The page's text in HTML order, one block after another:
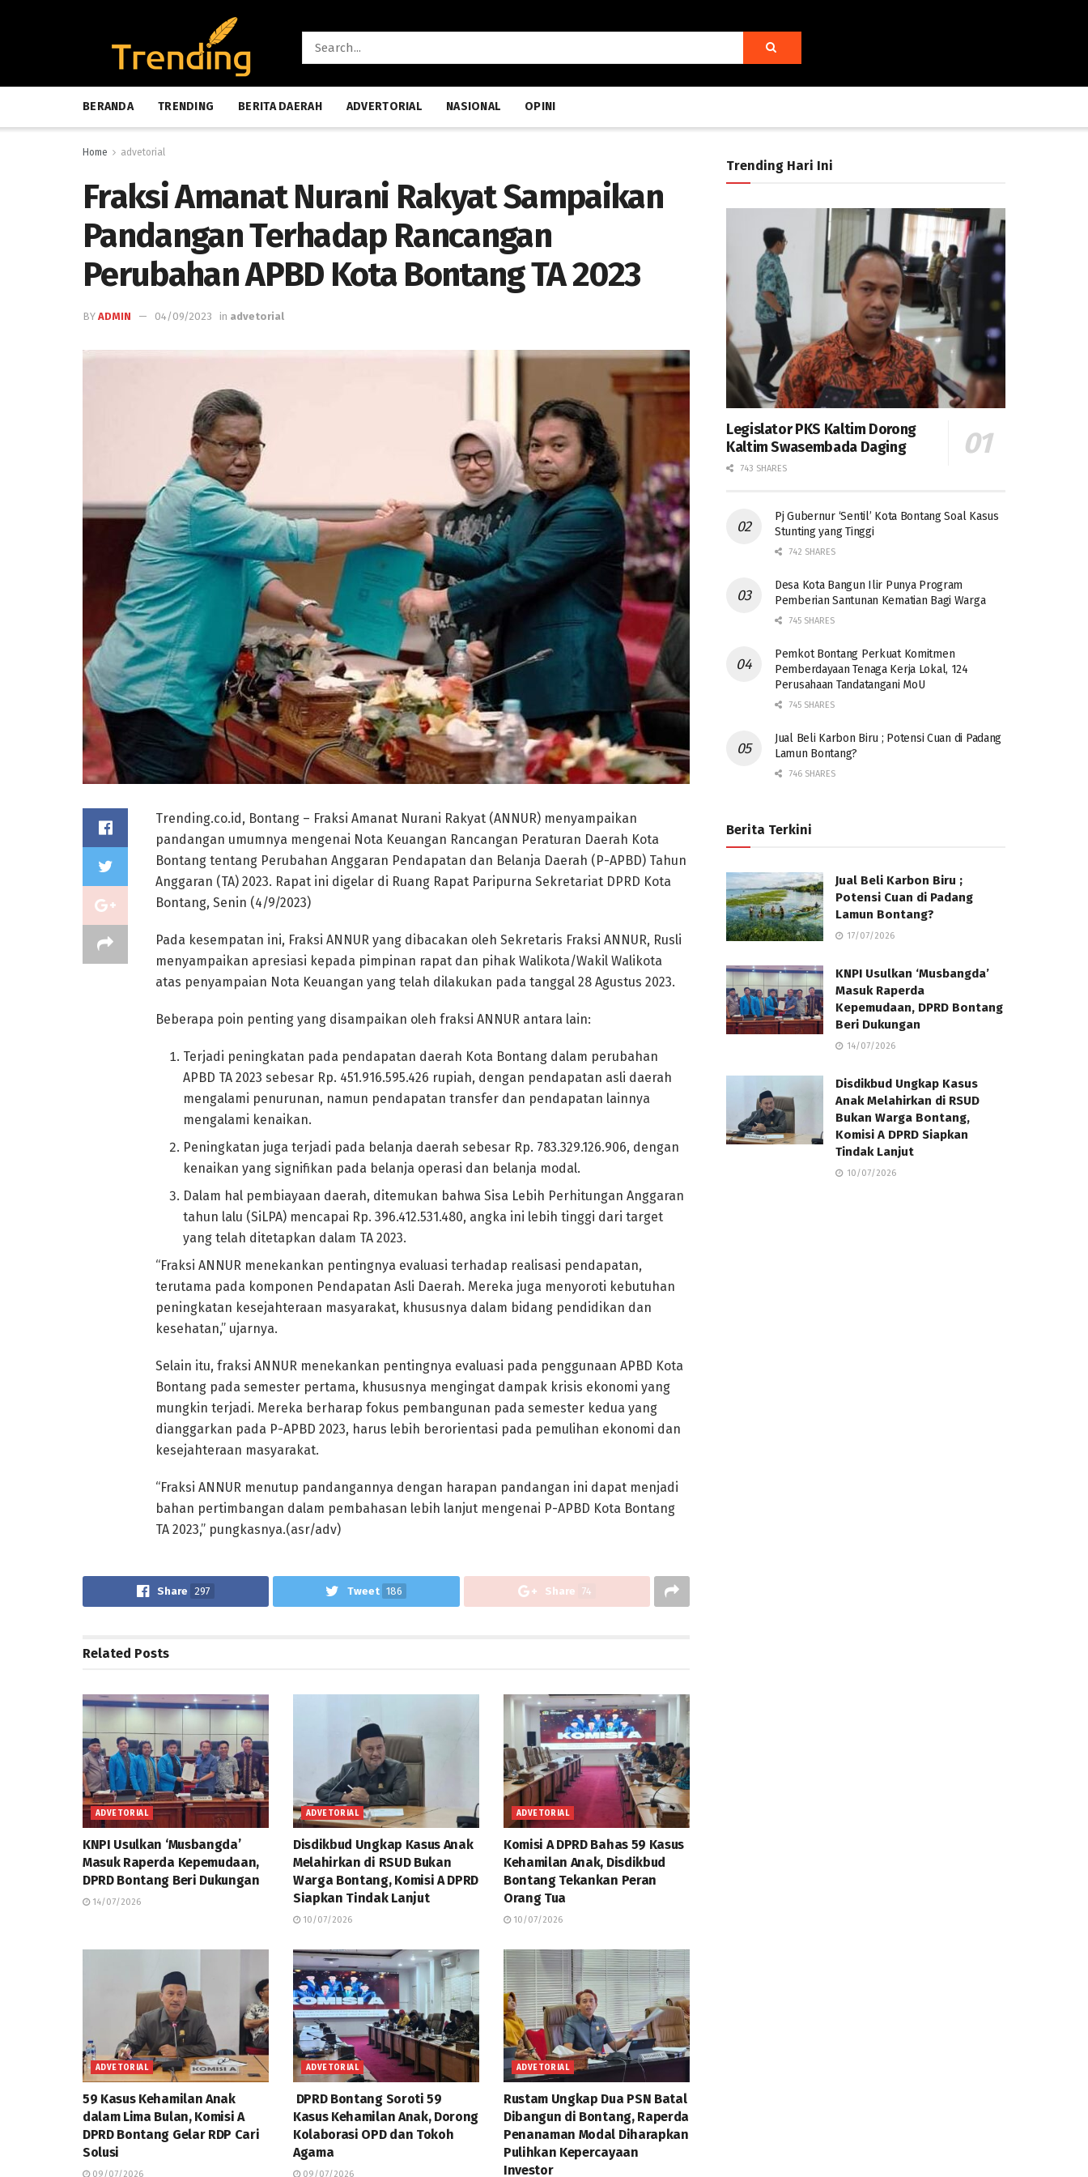
BERANDA TRENDING BERITA DAERAH ADVERTORIAL NASIONAL OPINI
Home advetorial
Fraksi Amanat Nurani Rakyat Sampaikan
Pandangan Terhadap Rancangan
Perubahan APBD Kota Bontang TA 2023
BY ADMIN 04/09/2023 in advetorial
Trending.co.id, Bontang – Fraksi Amanat Nurani Rakyat (ANNUR) menyampaikan
pandangan umumnya mengenai Nota Keuangan Rancangan Peraturan Daerah Kota
Bontang tentang Perubahan Anggaran Pendapatan dan Belanja Daerah (P-APBD) Tahun
Anggaran (TA) 2023. Rapat ini digelar di Ruang Rapat Paripurna Sekretariat DPRD Kota
Bontang, Senin (4/9/2023)
Pada kesempatan ini, Fraksi ANNUR yang dibacakan oleh Sekretaris Fraksi ANNUR, Rusli
menyampaikan apresiasi kepada pimpinan rapat dan pihak Walikota/Wakil Walikota
atas penyampaian Nota Keuangan yang telah dilakukan pada tanggal 28 Agustus 2023.
Beberapa poin penting yang disampaikan oleh fraksi ANNUR antara lain:
Terjadi peningkatan pada pendapatan daerah Kota Bontang dalam perubahan
APBD TA 2023 sebesar Rp. 451.916.595.426 rupiah, dengan pendapatan asli daerah
mengalami penurunan, namun pendapatan transfer dan pendapatan lainnya
mengalami kenaikan.
Peningkatan juga terjadi pada belanja daerah sebesar Rp. 783.329.126.906, dengan
kenaikan yang signifikan pada belanja operasi dan belanja modal.
Dalam hal pembiayaan daerah, ditemukan bahwa Sisa Lebih Perhitungan Anggaran
tahun lalu (SiLPA) mencapai Rp. 396.412.531.480, angka ini lebih tinggi dari target
yang telah ditetapkan dalam TA 2023.
“Fraksi ANNUR menekankan pentingnya evaluasi terhadap realisasi pendapatan,
terutama pada komponen Pendapatan Asli Daerah. Mereka juga menyoroti kebutuhan
peningkatan kesejahteraan masyarakat, khususnya dalam bidang pendidikan dan
kesehatan,” ujarnya.
Selain itu, fraksi ANNUR menekankan pentingnya evaluasi pada penggunaan APBD Kota
Bontang pada semester pertama, khususnya mengingat dampak krisis ekonomi yang
mungkin terjadi. Mereka berharap fokus pembangunan pada semester kedua yang
dianggarkan pada P-APBD 2023, harus lebih berorientasi pada pemulihan ekonomi dan
kesejahteraan masyarakat.
“Fraksi ANNUR menutup pandangannya dengan harapan pandangan ini dapat menjadi
bahan pertimbangan dalam pembahasan lebih lanjut mengenai P-APBD Kota Bontang
TA 2023,” pungkasnya.(asr/adv)
Share 297 Tweet 186 Share 74
Related Posts
ADVETORIAL
KNPI Usulkan ‘Musbangda’
Masuk Raperda Kepemudaan,
DPRD Bontang Beri Dukungan
14/07/2026
ADVETORIAL
Disdikbud Ungkap Kasus Anak
Melahirkan di RSUD Bukan
Warga Bontang, Komisi A DPRD
Siapkan Tindak Lanjut
10/07/2026
ADVETORIAL
Komisi A DPRD Bahas 59 Kasus
Kehamilan Anak, Disdikbud
Bontang Tekankan Peran
Orang Tua
10/07/2026
ADVETORIAL
59 Kasus Kehamilan Anak
dalam Lima Bulan, Komisi A
DPRD Bontang Gelar RDP Cari
Solusi
09/07/2026
ADVETORIAL
DPRD Bontang Soroti 59
Kasus Kehamilan Anak, Dorong
Kolaborasi OPD dan Tokoh
Agama
09/07/2026
ADVETORIAL
Rustam Ungkap Dua PSN Batal
Dibangun di Bontang, Raperda
Penanaman Modal Diharapkan
Pulihkan Kepercayaan
Investor
Trending Hari Ini
Legislator PKS Kaltim Dorong
Kaltim Swasembada Daging
743 SHARES
Pj Gubernur ‘Sentil’ Kota Bontang Soal Kasus
Stunting yang Tinggi
742 SHARES
Desa Kota Bangun Ilir Punya Program
Pemberian Santunan Kematian Bagi Warga
745 SHARES
Pemkot Bontang Perkuat Komitmen
Pemberdayaan Tenaga Kerja Lokal, 124
Perusahaan Tandatangani MoU
745 SHARES
Jual Beli Karbon Biru ; Potensi Cuan di Padang
Lamun Bontang?
746 SHARES
Berita Terkini
Jual Beli Karbon Biru ;
Potensi Cuan di Padang
Lamun Bontang?
17/07/2026
KNPI Usulkan ‘Musbangda’
Masuk Raperda
Kepemudaan, DPRD Bontang
Beri Dukungan
14/07/2026
Disdikbud Ungkap Kasus
Anak Melahirkan di RSUD
Bukan Warga Bontang,
Komisi A DPRD Siapkan
Tindak Lanjut
10/07/2026